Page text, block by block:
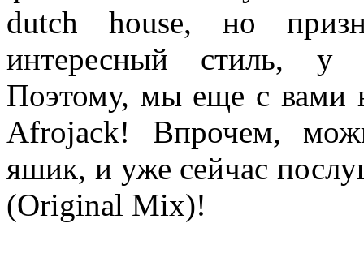
dutch house, но
интересный стиль, у
Поэтому, мы еще с вами
Afrojack! Впрочем,
яшик, и уже сейчас
(Original Mix)!